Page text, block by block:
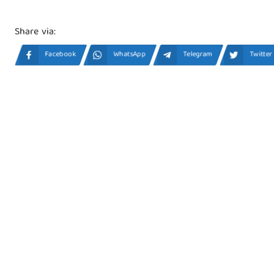
Share via:
Facebook WhatsApp Telegram Twitter